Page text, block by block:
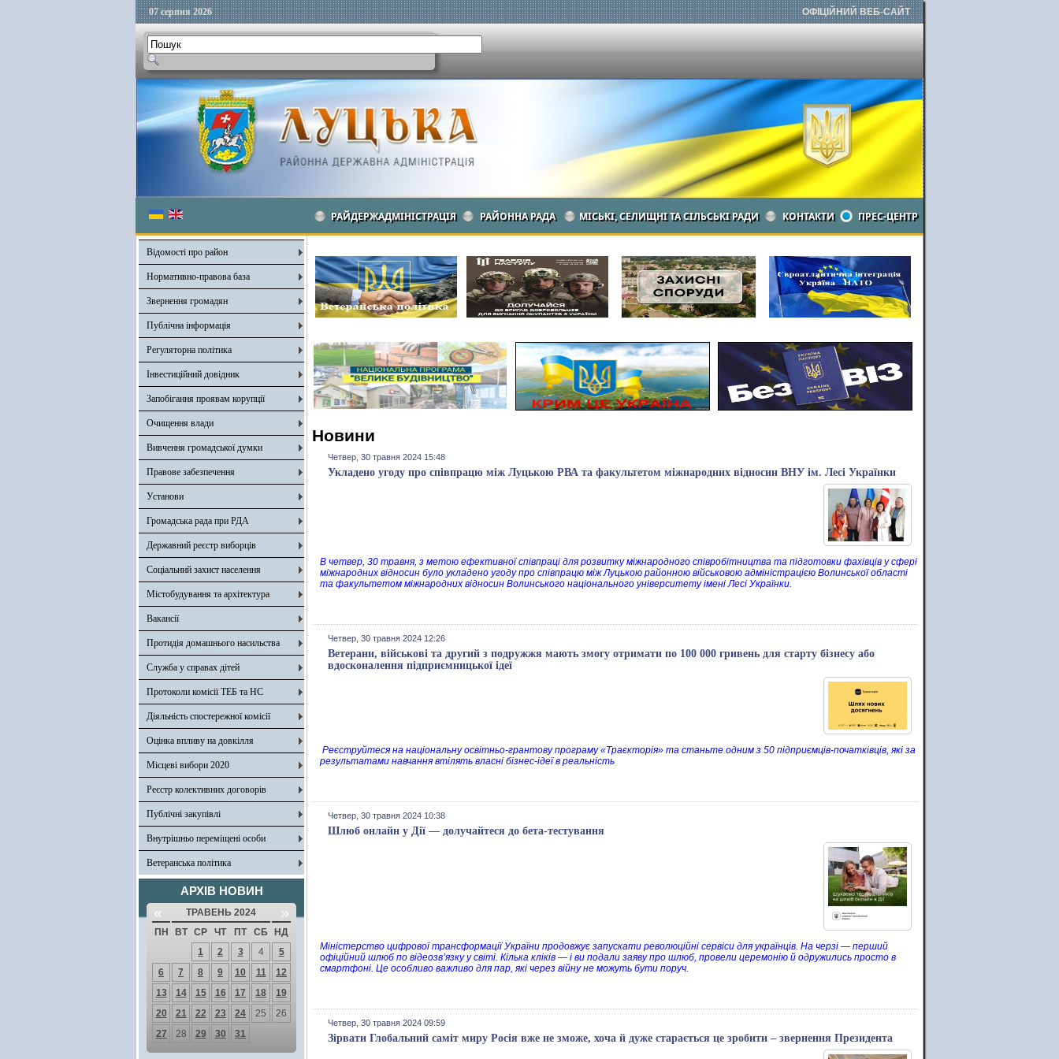
07 серпня 2026 ОФІЦІЙНИЙ ВЕБ-САЙТ
РАЙДЕРЖАДМІНІСТРАЦІЯ РАЙОННА РАДА МІСЬКІ, СЕЛИЩНІ ТА СІЛЬСЬКІ РАДИ КОНТАКТИ ПРЕС-ЦЕНТР
Відомості про район
Нормативно-правова база
Звернення громадян
Публічна інформація
Регуляторна політика
Інвестиційний довідник
Запобігання проявам корупції
Очищення влади
Вивчення громадської думки
Правове забезпечення
Установи
Громадська рада при РДА
Державний реєстр виборців
Соціальний захист населення
Містобудування та архітектура
Вакансії
Протидія домашнього насильства
Служба у справах дітей
Протоколи комісії ТЕБ та НС
Діяльність спостережної комісії
Оцінка впливу на довкілля
Місцеві вибори 2020
Реєстр колективних договорів
Публічні закупівлі
Внутрішньо переміщені особи
Ветеранська політика
АРХІВ НОВИН
« ТРАВЕНЬ 2024 »
ПН ВТ СР ЧТ ПТ СБ
НД
1
2 3 4
5
6
7 8 9 10 11
12
13
14 15 16 17 18
19
20
21 22 23 24 25
26
27
28 29 30 31
Новини
Четвер, 30 травня 2024 15:48
Укладено угоду про співпрацю між Луцькою РВА та факультетом міжнародних відносин ВНУ ім. Лесі Українки
В четвер, 30 травня, з метою ефективної співпраці для розвитку міжнародного співробітництва та підготовки фахівців у сфері
міжнародних відносин було укладено угоду про співпрацю між Луцькою районною військовою адміністрацією Волинської області
та факультетом міжнародних відносин Волинського національного університету імені Лесі Українки.
Четвер, 30 травня 2024 12:26
Ветерани, військові та другий з подружжя мають змогу отримати по 100 000 гривень для старту бізнесу або
вдосконалення підприємницької ідеї
Реєструйтеся на національну освітньо-грантову програму «Траєкторія» та станьте одним з 50 підприємців-початківців, які за
результатами навчання втілять власні бізнес-ідеї в реальність
Четвер, 30 травня 2024 10:38
Шлюб онлайн у Дії — долучайтеся до бета-тестування
Міністерство цифрової трансформації України продовжує запускати революційні сервіси для українців. На черзі — перший
офіційний шлюб по відеозвʼязку у світі. Кілька кліків — і ви подали заяву про шлюб, провели церемонію й одружились просто в
смартфоні. Це особливо важливо для пар, які через війну не можуть бути поруч.
Четвер, 30 травня 2024 09:59
Зірвати Глобальний саміт миру Росія вже не зможе, хоча й дуже старається це зробити – звернення Президента